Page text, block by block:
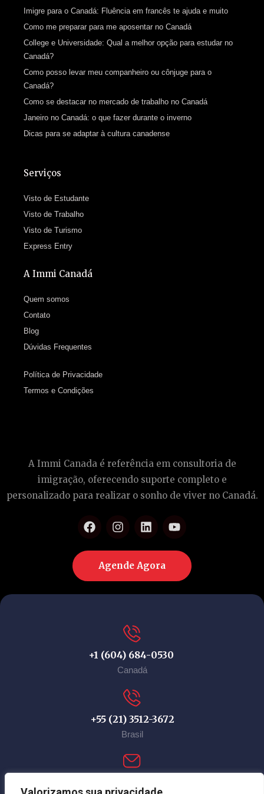
Imigre para o Canadá: Fluência em francês te ajuda e muito
Como me preparar para me aposentar no Canadá
College e Universidade: Qual a melhor opção para estudar no
Canadá?
Como posso levar meu companheiro ou cônjuge para o
Canadá?
Como se destacar no mercado de trabalho no Canadá
Janeiro no Canadá: o que fazer durante o inverno
Dicas para se adaptar à cultura canadense
Serviços
Visto de Estudante
Visto de Trabalho
Visto de Turismo
Express Entry
A Immi Canadá
Quem somos
Contato
Blog
Dúvidas Frequentes
Política de Privacidade
Termos e Condições
A Immi Canada é referência em consultoria de
imigração, oferecendo suporte completo e
personalizado para realizar o sonho de viver no Canadá.
Agende Agora
+1 (604) 684-0530
Canadá
+55 (21) 3512-3672
Brasil